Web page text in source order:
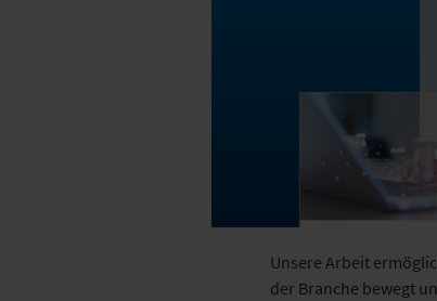
Unsere Arbeit
der Branche bewegt